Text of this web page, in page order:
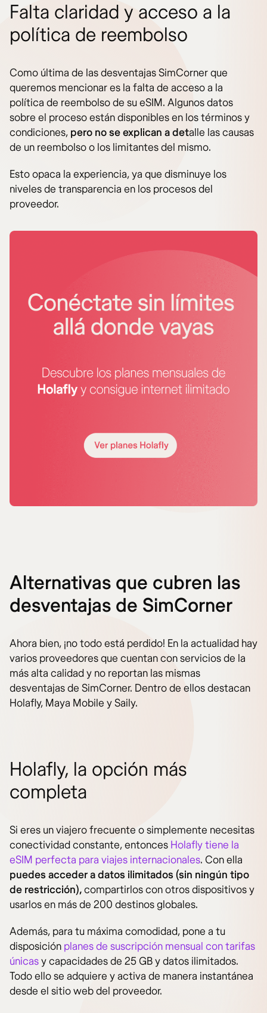
Falta claridad y acceso a la
política de reembolso
Como última de las desventajas SimCorner que
queremos mencionar es la falta de acceso a la
política de reembolso de su eSIM. Algunos datos
sobre el proceso están disponibles en los términos y
condiciones, pero no se explican a detalle las causas
de un reembolso o los limitantes del mismo.
Esto opaca la experiencia, ya que disminuye los
niveles de transparencia en los procesos del
proveedor.
Alternativas que cubren las
desventajas de SimCorner
Ahora bien, ¡no todo está perdido! En la actualidad hay
varios proveedores que cuentan con servicios de la
más alta calidad y no reportan las mismas
desventajas de SimCorner. Dentro de ellos destacan
Holafly, Maya Mobile y Saily.
Holafly, la opción más
completa
Si eres un viajero frecuente o simplemente necesitas
conectividad constante, entonces Holafly tiene la
eSIM perfecta para viajes internacionales. Con ella
puedes acceder a datos ilimitados (sin ningún tipo
de restricción),compartirlos con otros dispositivos y
usarlos en más de 200 destinos globales.
Además, para tu máxima comodidad, pone a tu
disposición planes de suscripción mensual con tarifas
únicasy capacidades de 25 GB y datos ilimitados.
Todo ello se adquiere y activa de manera instantánea
desde el sitio web del proveedor.